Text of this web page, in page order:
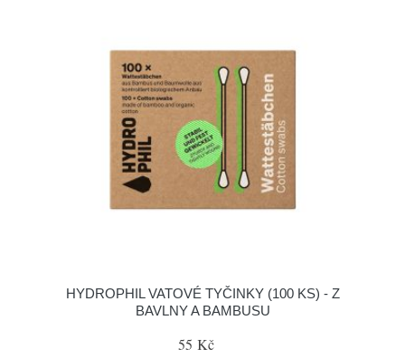
HYDROPHIL VATOVÉ TYČINKY (100 KS) - Z
BAVLNY A BAMBUSU
55 Kč